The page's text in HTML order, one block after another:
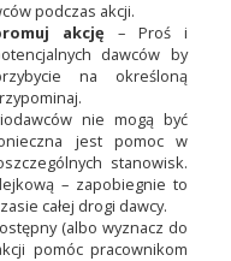
podczas akcji.
akcję – Proś i
dawców by
na określoną
nie mogą być
jest pomoc w
stanowisk.
– zapobiegnie to
całej drogi dawcy.
(albo wyznacz do
pomóc pracownikom